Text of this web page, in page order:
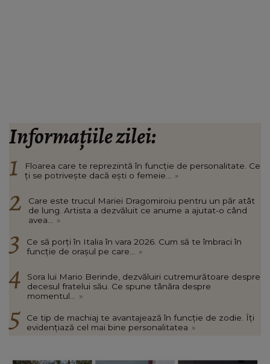
Informațiile zilei:
Floarea care te reprezintă în funcție de personalitate. Ce
ți se potrivește dacă ești o femeie... »
Care este trucul Mariei Dragomiroiu pentru un păr atât
de lung. Artista a dezvăluit ce anume a ajutat-o când
avea... »
Ce să porți în Italia în vara 2026. Cum să te îmbraci în
funcție de orașul pe care... »
Sora lui Mario Berinde, dezvăluiri cutremurătoare despre
decesul fratelui său. Ce spune tânăra despre
momentul... »
Ce tip de machiaj te avantajează în funcție de zodie. Îți
evidențiază cel mai bine personalitatea »